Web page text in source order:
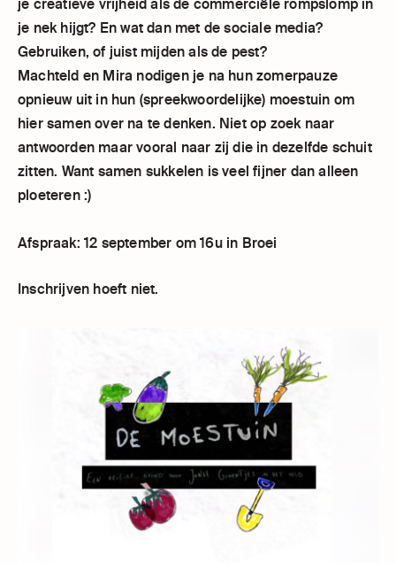
je nek hijgt? En wat dan met de sociale media?
Gebruiken, of juist mijden als de pest?
Machteld en Mira nodigen je na hun zomerpauze
opnieuw uit in hun (spreekwoordelijke) moestuin om
hier samen over na te denken. Niet op zoek naar
antwoorden maar vooral naar zij die in dezelfde schuit
zitten. Want samen sukkelen is veel fijner dan alleen
ploeteren :)
Afspraak: 12 september om 16u in Broei
Inschrijven hoeft niet.